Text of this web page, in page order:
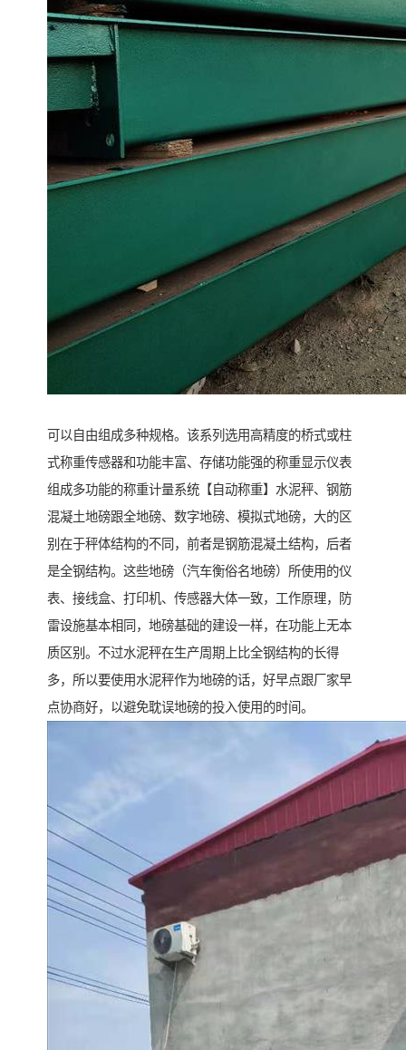
可以自由组成多种规格。该系列选用高精度的桥式或柱
式称重传感器和功能丰富、存储功能强的称重显示仪表
组成多功能的称重计量系统【自动称重】水泥秤、钢筋
混凝土地磅跟全地磅、数字地磅、模拟式地磅，大的区
别在于秤体结构的不同，前者是钢筋混凝土结构，后者
是全钢结构。这些地磅（汽车衡俗名地磅）所使用的仪
表、接线盒、打印机、传感器大体一致，工作原理，防
雷设施基本相同，地磅基础的建设一样，在功能上无本
质区别。不过水泥秤在生产周期上比全钢结构的长得
多，所以要使用水泥秤作为地磅的话，好早点跟厂家早
点协商好，以避免耽误地磅的投入使用的时间。